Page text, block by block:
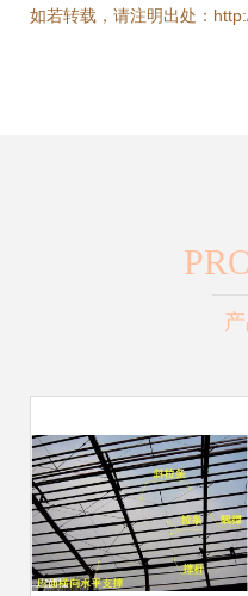
如若转载，请注明出处：